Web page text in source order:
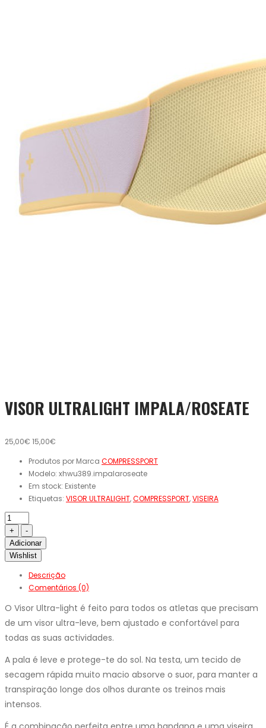
VISOR ULTRALIGHT IMPALA/ROSEATE
25,00€ 15,00€
Produtos por Marca COMPRESSPORT
Modelo: xhwu389.impalaroseate
Em stock: Existente
Etiquetas: VISOR ULTRALIGHT,COMPRESSPORT,VISEIRA
Adicionar
Wishlist
Descrição
Comentários (0)
O Visor Ultra-light é feito para todos os atletas que precisam
de um visor ultra-leve, bem ajustado e confortável para
todas as suas actividades.
A pala é leve e protege-te do sol. Na testa, um tecido de
secagem rápida muito macio absorve o suor, para manter a
transpiração longe dos olhos durante os treinos mais
intensos.